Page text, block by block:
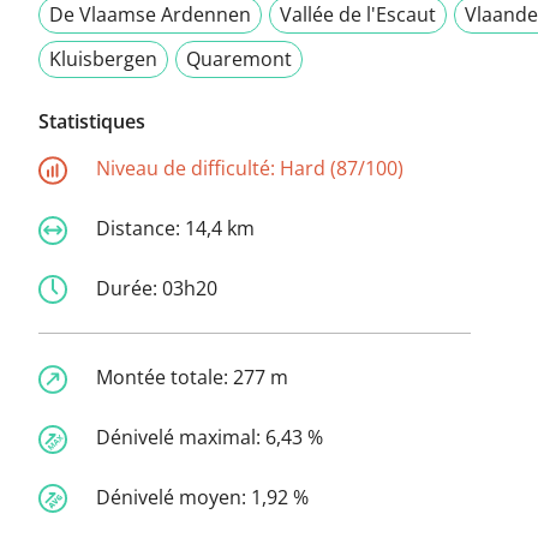
De Vlaamse Ardennen Vallée de l'Escaut
Kluisbergen
Quaremont
Statistiques
Niveau de difficulté: Hard (87/100)
Distance: 14,4 km
Durée: 03h20
Montée totale: 277 m
Dénivelé maximal: 6,43 %
Dénivelé moyen: 1,92 %